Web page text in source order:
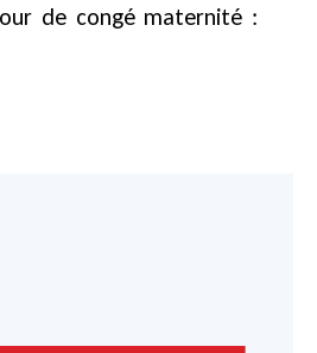
de congé maternité :